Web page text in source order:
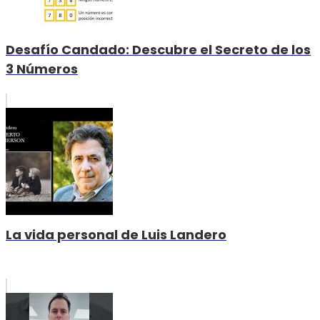
Desafío Candado: Descubre el Secreto de los
3 Números
La vida personal de Luis Landero